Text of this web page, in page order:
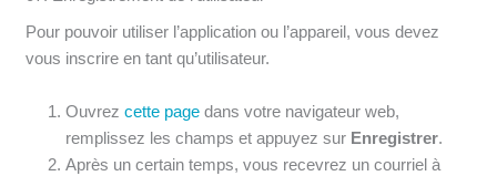
Pour pouvoir utiliser l’application ou l’appareil, vous devez
vous inscrire en tant qu’utilisateur.
Ouvrez cette pagedans votre navigateur web,
remplissez les champs et appuyez sur Enregistrer.
Après un certain temps, vous recevrez un courriel à